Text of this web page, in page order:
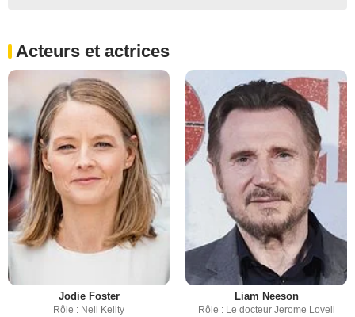
Acteurs et actrices
Jodie Foster
Rôle : Nell Kellty
Liam Neeson
Rôle : Le docteur Jerome Lovell